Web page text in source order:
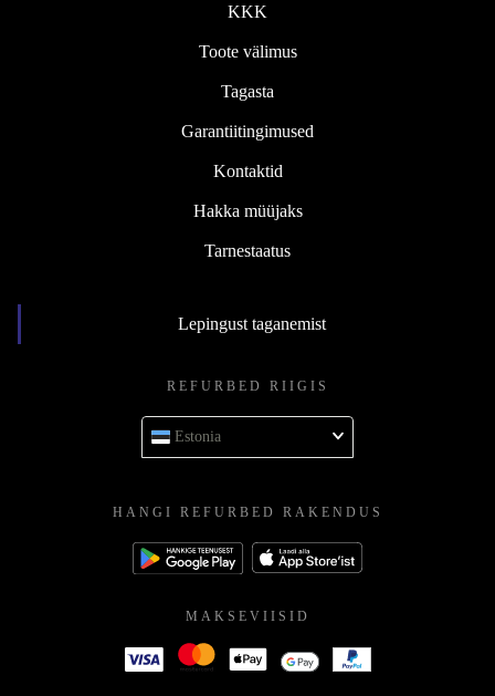
KKK
Toote välimus
Tagasta
Garantiitingimused
Kontaktid
Hakka müüjaks
Tarnestaatus
Lepingust taganemist
REFURBED RIIGIS
Estonia
HANGI REFURBED RAKENDUS
MAKSEVIISID